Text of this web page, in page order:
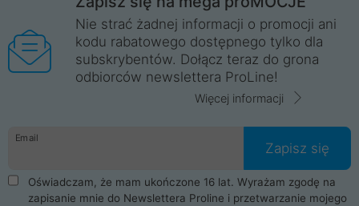
Nie strać żadnej informacji o promocji ani
kodu rabatowego dostępnego tylko dla
subskrybentów. Dołącz teraz do grona
odbiorców newslettera ProLine!
Więcej informacji
Email
Zapisz się
Oświadczam, że mam ukończone 16 lat. Wyrażam zgodę na
zapisanie mnie do Newslettera Proline i przetwarzanie mojego